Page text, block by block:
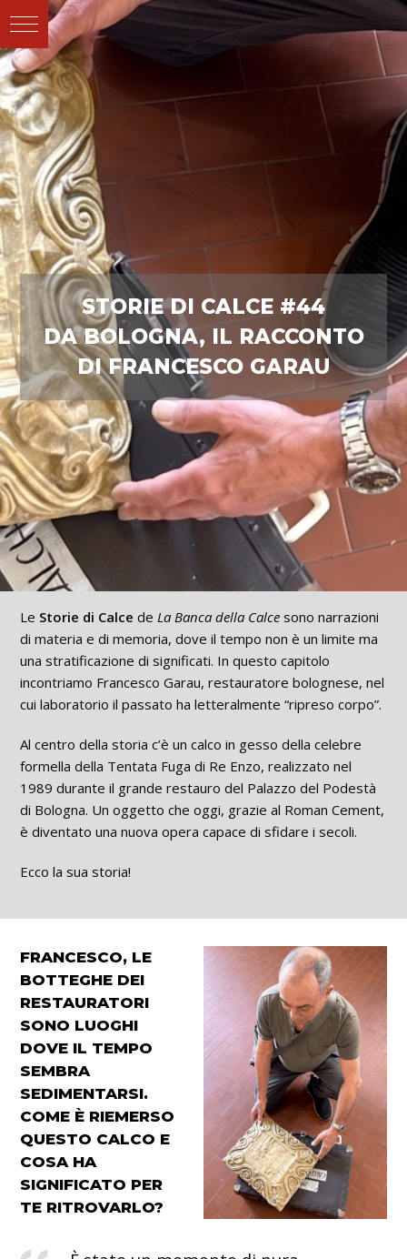
STORIE DI CALCE #44
DA BOLOGNA, IL RACCONTO
DI FRANCESCO GARAU
Le Storie di Calce deLa Banca della Calce sono narrazioni
di materia e di memoria, dove il tempo non è un limite ma
una stratificazione di significati. In questo capitolo
incontriamo Francesco Garau, restauratore bolognese, nel
cui laboratorio il passato ha letteralmente “ripreso corpo”.
Al centro della storia c’è un calco in gesso della celebre
formella della Tentata Fuga di Re Enzo, realizzato nel
1989 durante il grande restauro del Palazzo del Podestà
di Bologna. Un oggetto che oggi, grazie al Roman Cement,
è diventato una nuova opera capace di sfidare i secoli.
Ecco la sua storia!
FRANCESCO, LE
BOTTEGHE DEI
RESTAURATORI
SONO LUOGHI
DOVE IL TEMPO
SEMBRA
SEDIMENTARSI.
COME È RIEMERSO
QUESTO CALCO E
COSA HA
SIGNIFICATO PER
TE RITROVARLO?